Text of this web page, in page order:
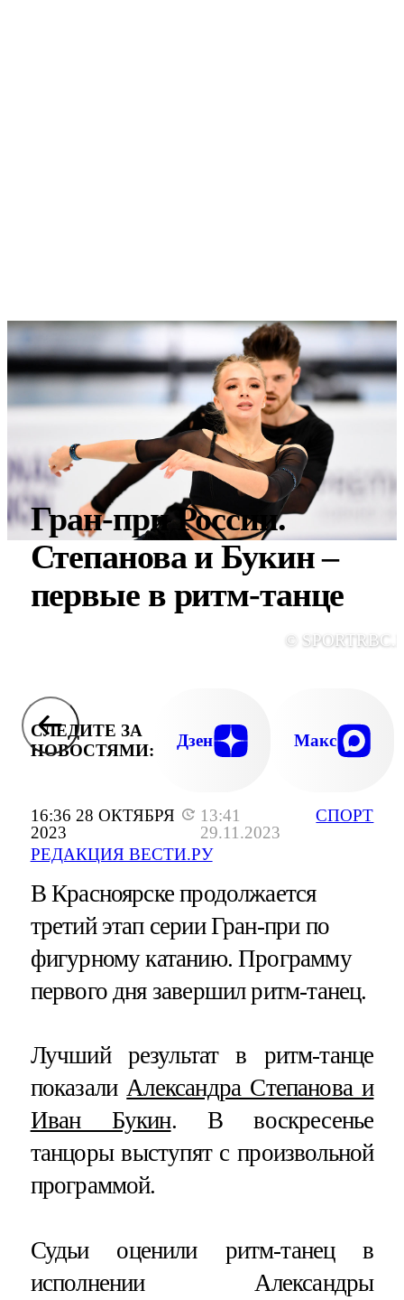
16:36 28 ОКТЯБРЯ
2023
13:41
29.11.2023
РЕДАКЦИЯ ВЕСТИ.РУ
СПОРТ
Гран-при России.
Степанова и Букин –
первые в ритм-танце
©
СЛЕДИТЕ ЗА
НОВОСТЯМИ:
Дзен Макс
В Красноярске продолжается
третий этап серии Гран-при по
фигурному катанию. Программу
первого дня завершил ритм-танец.
Лучший результат в ритм-танце
показалиАлександра Степанова и
Иван Букин. В воскресенье
танцоры выступят с произвольной
программой.
Судьи оценили ритм-танец в
исполнении Александры